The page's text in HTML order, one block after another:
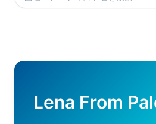
楽曲を検索
Lena From